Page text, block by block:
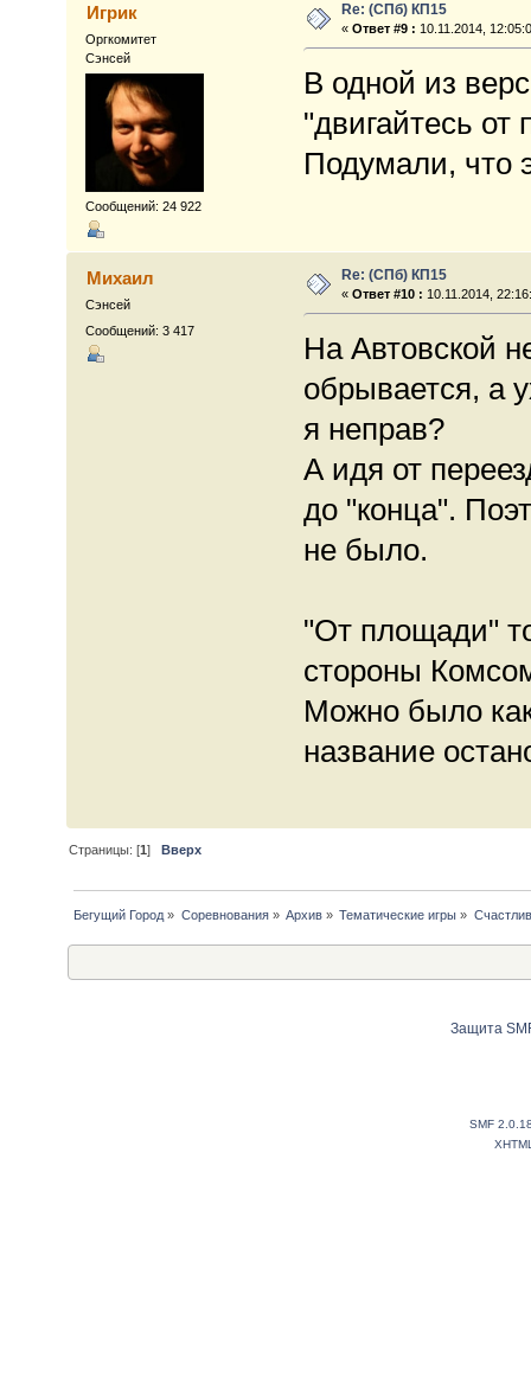
Игрик
Оргкомитет
Сэнсей
Сообщений: 24 922
Re: (СПб) КП15
«Ответ #9 : 10.11.2014,
В одной из
"двигайтесь
Подумали, что
Михаил
Сэнсей
Сообщений: 3 417
Re: (СПб) КП15
«Ответ #10 : 10.11.2014,
На Автовской
обрывается, а
я неправ?
А идя от
до "конца".
не было.
"От площади"
стороны
Можно было
название
Страницы: [1]Вверх
Бегущий Город » Соревнования» Архив » Тематические игры »
Защита
SMF